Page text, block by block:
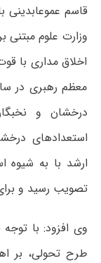
قاسم
وزارت علوم مبتنی
اخلاق مداری با
معظم رهبری در
درخشان و
استعدادهای
ارشد با به شیوه
تصویب رسید و برای سال
وی افزود: با توجه
طرح تحولی، بر